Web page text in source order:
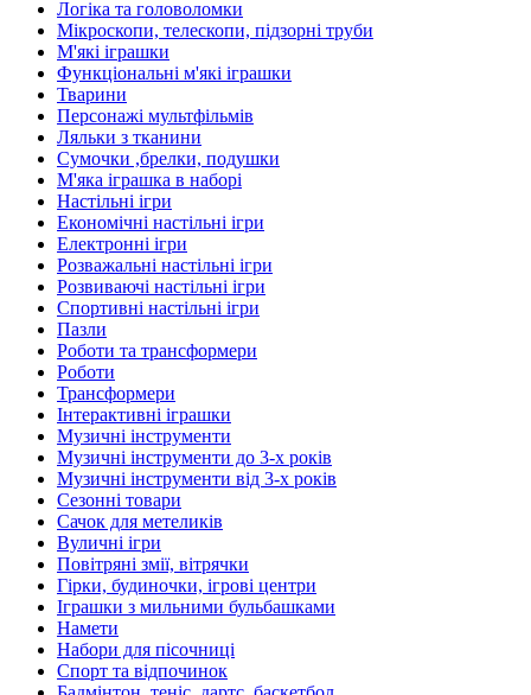
Логіка та головоломки
Мікроскопи, телескопи, підзорні труби
М'які іграшки
Функціональні м'які іграшки
Тварини
Персонажі мультфільмів
Ляльки з тканини
Сумочки ,брелки, подушки
М'яка іграшка в наборі
Настільні ігри
Економічні настільні ігри
Електронні ігри
Розважальні настільні ігри
Розвиваючі настільні ігри
Спортивні настільні ігри
Пазли
Роботи та трансформери
Роботи
Трансформери
Інтерактивні іграшки
Музичні інструменти
Музичні інструменти до 3-х років
Музичні інструменти від 3-х років
Сезонні товари
Сачок для метеликів
Вуличні ігри
Повітряні змії, вітрячки
Гірки, будиночки, ігрові центри
Іграшки з мильними бульбашками
Намети
Набори для пісочниці
Спорт та відпочинок